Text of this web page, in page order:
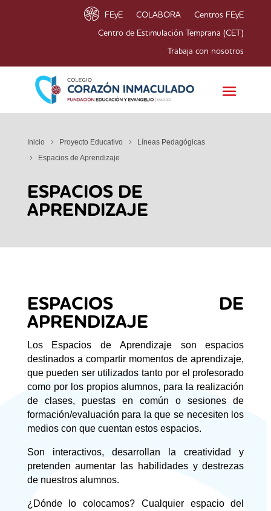
FEyE COLABORA Centros FEyE
Centro de Estimulación Temprana (CET)
Trabaja con nosotros
Inicio Proyecto Educativo
Líneas Pedagógicas
Espacios de Aprendizaje
ESPACIOS DE
APRENDIZAJE
ESPACIOS DE
APRENDIZAJE
Los Espacios de Aprendizaje son espacios
destinados a compartir momentos de aprendizaje,
que pueden ser utilizados tanto por el profesorado
como por los propios alumnos, para la realización
de clases, puestas en común o sesiones de
formación/evaluación para la que se necesiten los
medios con que cuentan estos espacios.
Son interactivos, desarrollan la creatividad y
pretenden aumentar las habilidades y destrezas
de nuestros alumnos.
¿Dónde lo colocamos? Cualquier espacio del